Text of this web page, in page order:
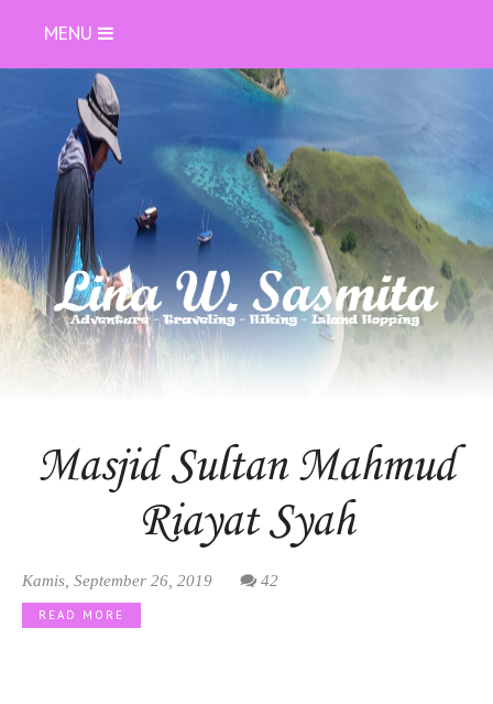
MENU
Masjid Sultan Mahmud
Riayat Syah
Kamis, September 26, 2019 42
READ MORE